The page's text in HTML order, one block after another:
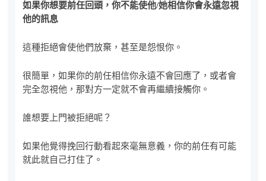
如果你想要前任回頭，你不能使他/她相信你會永遠忽視
他的訊息
這種拒絕會使他們放棄，甚至是怨恨你。
很簡單，如果你的前任相信你永遠不會回應了，或者會
完全忽視他，那對方一定就不會再繼續接觸你。
誰想要上門被拒絕呢？
如果他覺得挽回行動看起來毫無意義，你的前任有可能
就此就自己打住了。